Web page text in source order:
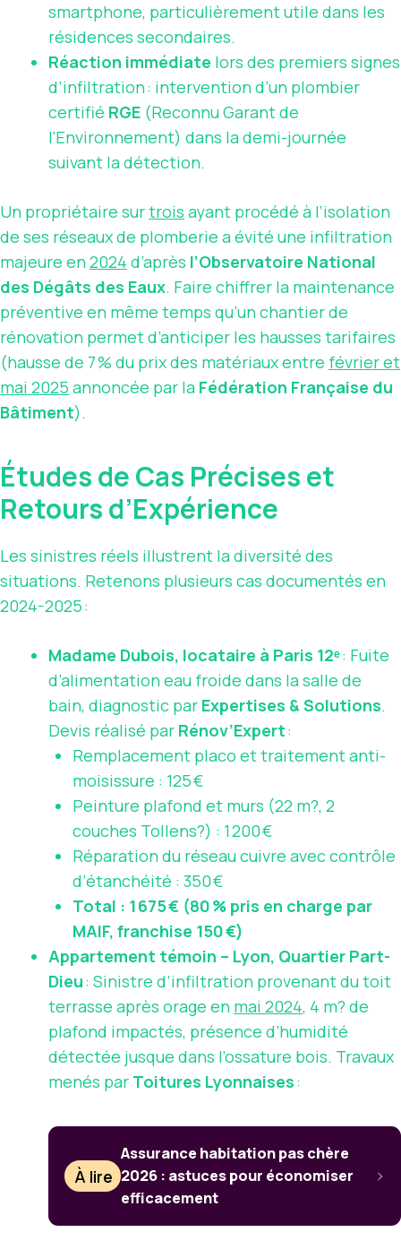
smartphone, particulièrement utile dans les
résidences secondaires.
Réaction immédiate lors des premiers signes
d’infiltration : intervention d’un plombier
certifié RGE (Reconnu Garant de
l’Environnement) dans la demi-journée
suivant la détection.
Un propriétaire surtrois ayant procédé à l’isolation
de ses réseaux de plomberie a évité une infiltration
majeure en2024 d’après l’Observatoire National
des Dégâts des Eaux. Faire chiffrer la maintenance
préventive en même temps qu’un chantier de
rénovation permet d’anticiper les hausses tarifaires
(hausse de 7 % du prix des matériaux entre février et
mai 2025 annoncée par la Fédération Française du
Bâtiment).
Études de Cas Précises et
Retours d’Expérience
Les sinistres réels illustrent la diversité des
situations. Retenons plusieurs cas documentés en
2024-2025 :
Madame Dubois, locataire à Paris 12ᵉ: Fuite
d’alimentation eau froide dans la salle de
bain, diagnostic par Expertises & Solutions.
Devis réalisé par Rénov’Expert:
Remplacement placo et traitement anti-
moisissure : 125 €
Peinture plafond et murs (22 m?, 2
couches Tollens?) : 1 200 €
Réparation du réseau cuivre avec contrôle
d’étanchéité : 350 €
Total : 1 675 € (80 % pris en charge par
MAIF, franchise 150 €)
Appartement témoin – Lyon, Quartier Part-
Dieu: Sinistre d’infiltration provenant du toit
terrasse après orage en mai 2024, 4 m? de
plafond impactés, présence d’humidité
détectée jusque dans l’ossature bois. Travaux
menés par Toitures Lyonnaises:
À lire
Assurance habitation pas chère
2026 : astuces pour économiser
efficacement